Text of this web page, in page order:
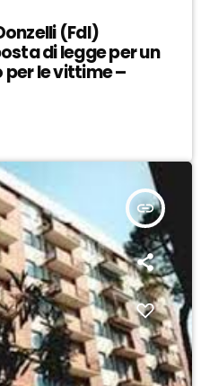
(FdI)
di legge per un
le vittime –
insert_link